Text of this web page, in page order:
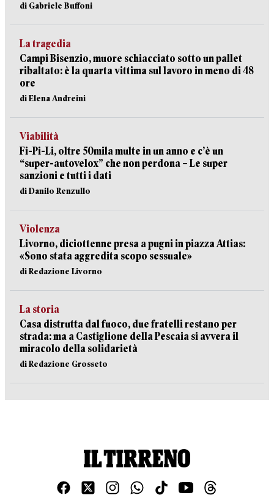
di Gabriele Buffoni
La tragedia
Campi Bisenzio, muore schiacciato sotto un pallet
ribaltato: è la quarta vittima sul lavoro in meno di 48
ore
di Elena Andreini
Viabilità
Fi-Pi-Li, oltre 50mila multe in un anno e c’è un
“super-autovelox” che non perdona – Le super
sanzioni e tutti i dati
di Danilo Renzullo
Violenza
Livorno, diciottenne presa a pugni in piazza Attias:
«Sono stata aggredita scopo sessuale»
di Redazione Livorno
La storia
Casa distrutta dal fuoco, due fratelli restano per
strada: ma a Castiglione della Pescaia si avvera il
miracolo della solidarietà
di Redazione Grosseto